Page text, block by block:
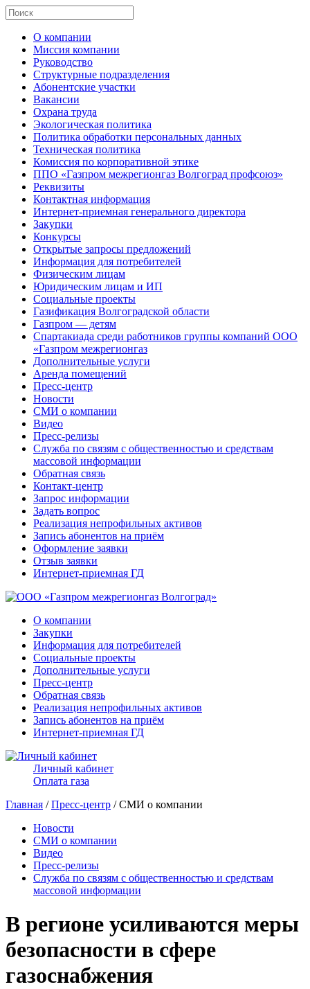
О компании
Миссия компании
Руководство
Структурные подразделения
Абонентские участки
Вакансии
Охрана труда
Экологическая политика
Политика обработки персональных данных
Техническая политика
Комиссия по корпоративной этике
ППО «Газпром межрегионгаз Волгоград профсоюз»
Реквизиты
Контактная информация
Интернет-приемная генерального директора
Закупки
Конкурсы
Открытые запросы предложений
Информация для потребителей
Физическим лицам
Юридическим лицам и ИП
Социальные проекты
Газификация Волгоградской области
Газпром — детям
Спартакиада среди работников группы компаний ООО
«Газпром межрегионгаз
Дополнительные услуги
Аренда помещений
Пресс-центр
Новости
СМИ о компании
Видео
Пресс-релизы
Служба по связям с общественностью и средствам
массовой информации
Обратная связь
Контакт-центр
Запрос информации
Задать вопрос
Реализация непрофильных активов
Запись абонентов на приём
Оформление заявки
Отзыв заявки
Интернет-приемная ГД
О компании
Закупки
Информация для потребителей
Социальные проекты
Дополнительные услуги
Пресс-центр
Обратная связь
Реализация непрофильных активов
Запись абонентов на приём
Интернет-приемная ГД
Личный кабинет
Оплата газа
Главная /Пресс-центр / СМИ о компании
Новости
СМИ о компании
Видео
Пресс-релизы
Служба по связям с общественностью и средствам
массовой информации
В регионе усиливаются меры
безопасности в сфере
газоснабжения